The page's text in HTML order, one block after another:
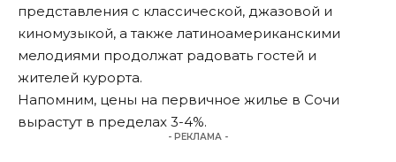
представления с классической, джазовой и
киномузыкой, а также латиноамериканскими
мелодиями продолжат радовать гостей и
жителей курорта.
Напомним, цены на первичное жилье в Сочи
вырастут в пределах 3-4%.
- РЕКЛАМА -